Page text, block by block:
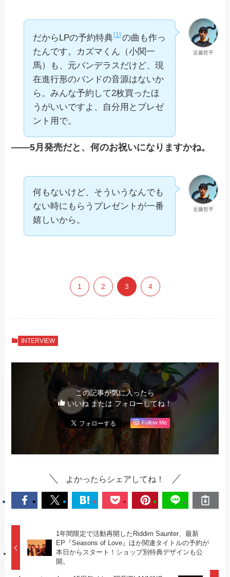
近藤哲平
だからLPの予約特典 1 の曲も作っ
たんです。カズマくん（小関一
馬）も、元バンデラスだけど、現
在進行形のバンドの音源はないか
ら。みんな予約して2枚買ったほ
うがいいですよ、自分用とプレゼ
ント用で。
——5月発売だと、何のお祝いになりますかね。
近藤哲平
何もないけど、そういうなんでも
ない時にもらうプレゼントが一番
嬉しいから。
1 2 3 4
INTERVIEW
この記事が気に入ったら
いいね または フォローしてね！
Follow Me
よかったらシェアしてね！
1年間限定で活動再開したRiddim Saunter、最新
EP『Seasons of Love』ほか関連タイトルの予約が
本日からスタート！ショップ別特典デザインも公
開。